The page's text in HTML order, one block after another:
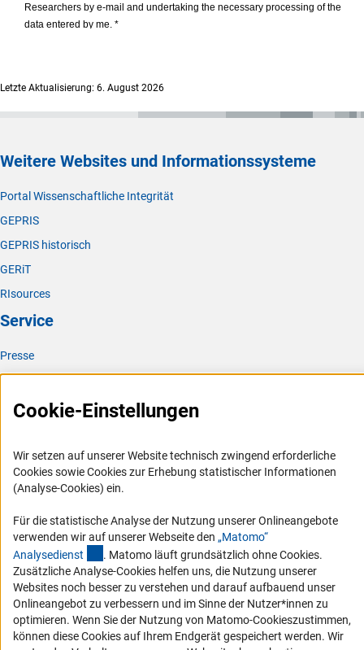
Letzte Aktualisierung: 6. August 2026
Weitere Websites und Informationssysteme
Portal Wissenschaftliche Integrität
GEPRIS
GEPRIS historisch
GERiT
RIsources
Service
Presse
FAQ
Karriere
RSS-Feeds
Compliance
Barrierefreiheit
Service und Informationen für Menschen mit Behinderungen
Erklärung zur Barrierefreiheit
Barriere melden
DFG-aktuell
Cookie-Einstellungen
Wir setzen auf unserer Website technisch zwingend erforderliche
Cookies sowie Cookies zur Erhebung statistischer Informationen
(Analyse-Cookies) ein.
Für die statistische Analyse der Nutzung unserer Onlineangebote
verwenden wir auf unserer Webseite den „Matomo“
Analysedienst (externer Link)
. Matomo läuft grundsätzlich ohne Cookies.
Zusätzliche Analyse-Cookies helfen uns, die Nutzung unserer
Websites noch besser zu verstehen und darauf aufbauend unser
Onlineangebot zu verbessern und im Sinne der Nutzer*innen zu
optimieren. Wenn Sie der Nutzung von Matomo-Cookieszustimmen,
können diese Cookies auf Ihrem Endgerät gespeichert werden. Wir